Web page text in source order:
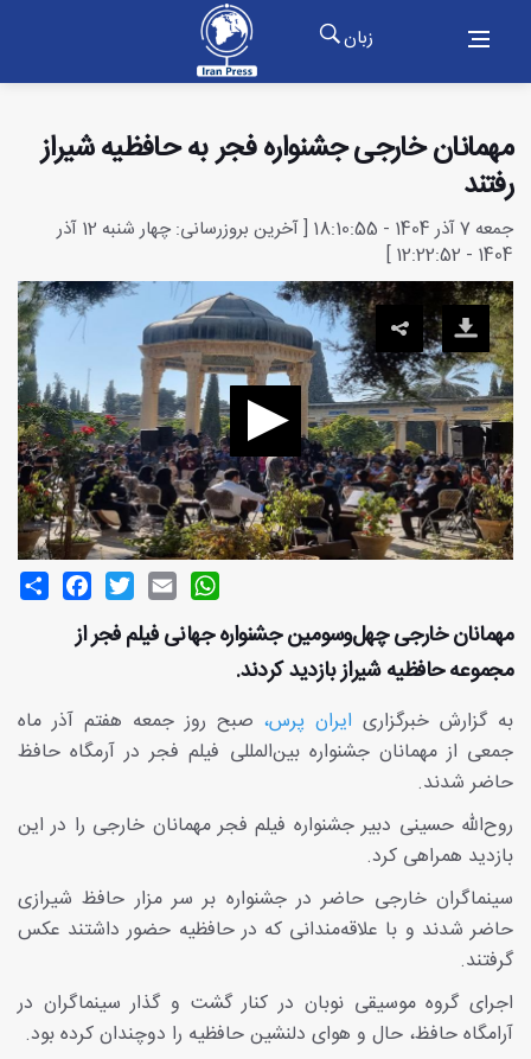
زبان
مهمانان خارجی جشنواره فجر به حافظیه شیراز
رفتند
جمعه 7 آذر 1404 - 18:10:55 [ آخرین بروزرسانی: چهار شنبه 12 آذر
1404 - 12:22:52 ]
Share
FacebookTwitterEmail
WhatsApp
مهمانان خارجی چهل‌و‌سومین جشنواره جهانی فیلم فجر از
مجموعه حافظیه شیراز بازدید کردند.
به گزارش خبرگزاری ایران پرس، صبح روز جمعه هفتم آذر ماه
جمعی از مهمانان جشنواره بین‌المللی فیلم فجر در آرمگاه حافظ
حاضر شدند.
روح‌الله حسینی دبیر جشنواره فیلم فجر مهمانان خارجی را در این
بازدید همراهی کرد.
سینماگران خارجی حاضر در جشنواره بر سر مزار حافظ شیرازی
حاضر شدند و با علاقه‌مندانی که در حافظیه حضور داشتند عکس
گرفتند.
اجرای گروه موسیقی نوبان در کنار گشت و گذار سینماگران در
آرامگاه حافظ، حال و هوای دلنشین حافظیه را دوچندان کرده بود.